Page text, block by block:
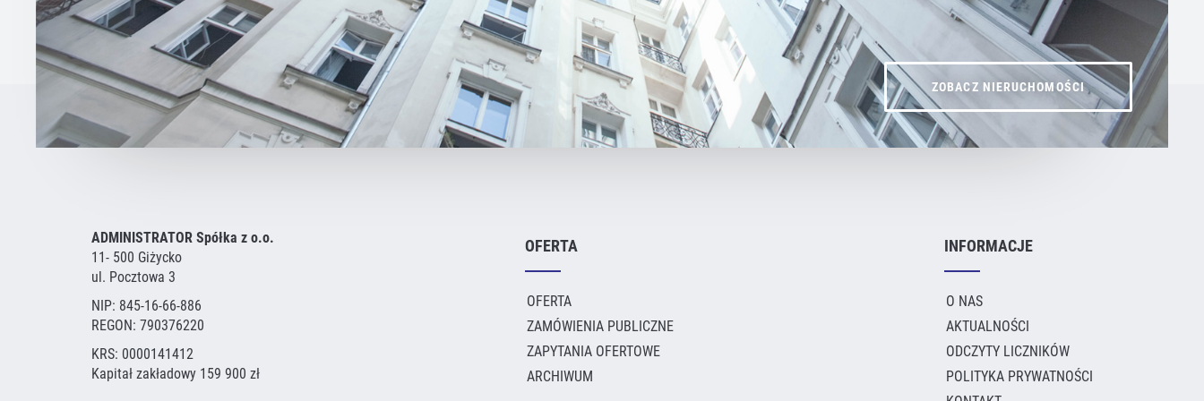
ZOBACZ NIERUCHOMOŚCI
ADMINISTRATOR Spółka z o.o.
11- 500 Giżycko
ul. Pocztowa 3
NIP: 845-16-66-886
REGON: 790376220
KRS: 0000141412
Kapitał zakładowy 159 900 zł
OFERTA
OFERTA
ZAMÓWIENIA PUBLICZNE
ZAPYTANIA OFERTOWE
ARCHIWUM
INFORMACJE
O NAS
AKTUALNOŚCI
ODCZYTY LICZNIKÓW
POLITYKA PRYWATNOŚCI